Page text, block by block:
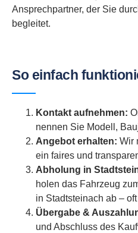
Ansprechpartner, der Sie
begleitet.
So einfach
Kontakt aufnehmen:
nennen Sie Modell,
Angebot erhalten: Wir
ein faires und
Abholung in
holen das Fahrzeug
in Stadtsteinach ab –
Übergabe &
und Abschluss des